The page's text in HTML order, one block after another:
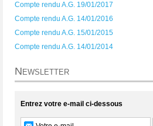
Compte rendu A.G. 19/01/2017
Compte rendu A.G. 14/01/2016
Compte rendu A.G. 15/01/2015
Compte rendu A.G. 14/01/2014
Newsletter
Entrez votre e-mail ci-dessous